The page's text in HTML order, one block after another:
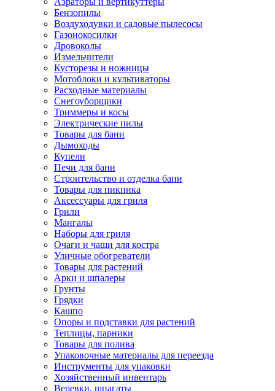
Бензопилы
Воздуходувки и садовые пылесосы
Газонокосилки
Дровоколы
Измельчители
Кусторезы и ножницы
Мотоблоки и культиваторы
Расходные материалы
Снегоуборщики
Триммеры и косы
Электрические пилы
Товары для бани
Дымоходы
Купели
Печи для бани
Строительство и отделка бани
Товары для пикника
Аксессуары для гриля
Грили
Мангалы
Наборы для гриля
Очаги и чаши для костра
Уличные обогреватели
Товары для растений
Арки и шпалеры
Грунты
Грядки
Кашпо
Опоры и подставки для растений
Теплицы, парники
Товары для полива
Упаковочные материалы для переезда
Инструменты для упаковки
Хозяйственный инвентарь
Веревки, шпагаты